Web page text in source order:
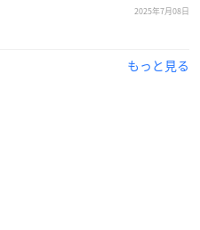
2025年7月08日
もっと見る